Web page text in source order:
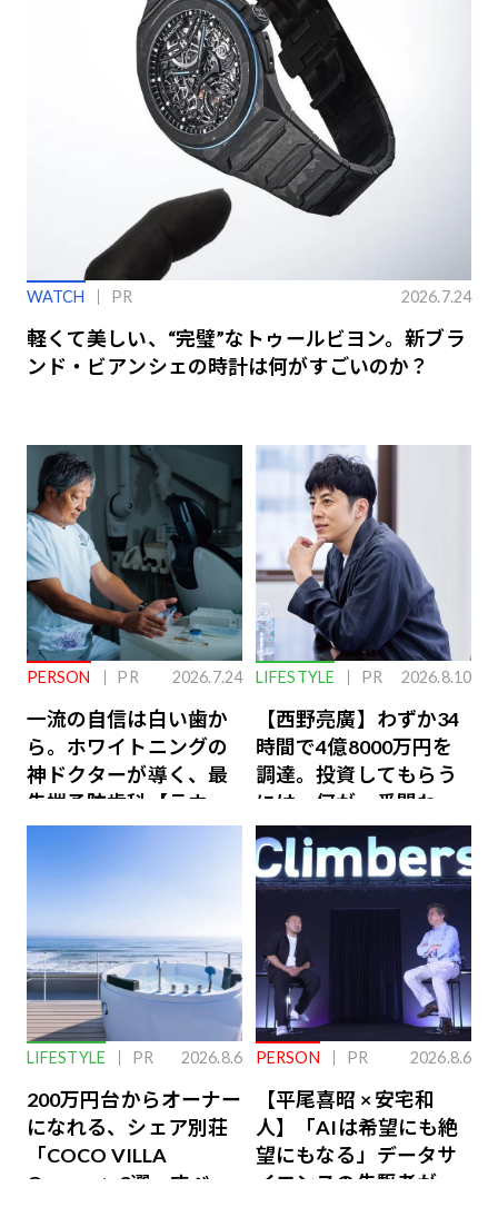
WATCH PR 2026.7.24
軽くて美しい、“完璧”なトゥールビヨン。新ブラ
ンド・ビアンシェの時計は何がすごいのか？
PERSON PR 2026.7.24
一流の自信は白い歯か
ら。ホワイトニングの
神ドクターが導く、最
先端予防歯科【ラウン
ジ会員特典あり】
LIFESTYLE PR 2026.8.10
【西野亮廣】わずか34
時間で4億8000万円を
調達。投資してもらう
には、何が一番問われ
るのか
LIFESTYLE PR 2026.8.6
200万円台からオーナー
になれる、シェア別荘
「COCO VILLA
Owners」3選。すべて
PERSON PR 2026.8.6
【平尾喜昭 × 安宅和
人】「AIは希望にも絶
望にもなる」データサ
イエンスの先駆者が語